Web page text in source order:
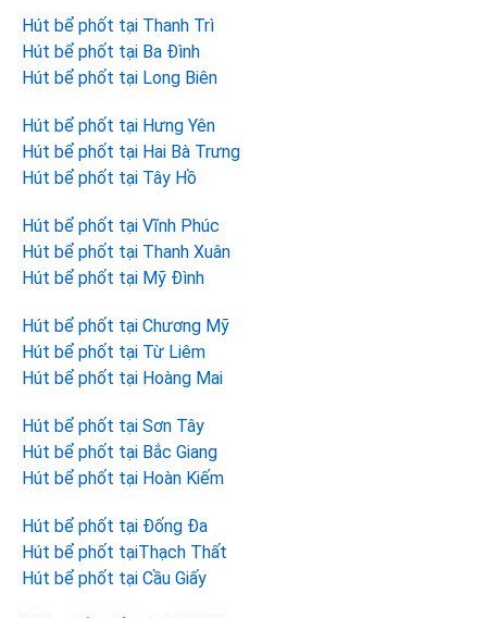
Hút bể phốt tại Thanh Trì
Hút bể phốt tại Ba Đình
Hút bể phốt tại Long Biên
Hút bể phốt tại Hưng Yên
Hút bể phốt tại Hai Bà Trưng
Hút bể phốt tại Tây Hồ
Hút bể phốt tại Vĩnh Phúc
Hút bể phốt tại Thanh Xuân
Hút bể phốt tại Mỹ Đình
Hút bể phốt tại Chương Mỹ
Hút bể phốt tại Từ Liêm
Hút bể phốt tại Hoàng Mai
Hút bể phốt tại Sơn Tây
Hút bể phốt tại Bắc Giang
Hút bể phốt tại Hoàn Kiếm
Hút bể phốt tại Đống Đa
Hút bể phốt tạiThạch Thất
Hút bể phốt tại Cầu Giấy